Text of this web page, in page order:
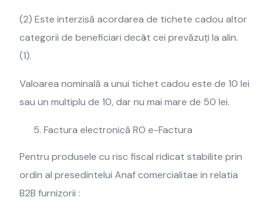
(2) Este interzisă acordarea de tichete cadou altor
categorii de beneficiari decât cei prevăzuți la alin.
(1).
Valoarea nominală a unui tichet cadou este de 10 lei
sau un multiplu de 10, dar nu mai mare de 50 lei.
Factura electronică RO e-Factura
Pentru produsele cu risc fiscal ridicat stabilite prin
ordin al presedintelui Anaf comercialitae in relatia
B2B furnizorii :